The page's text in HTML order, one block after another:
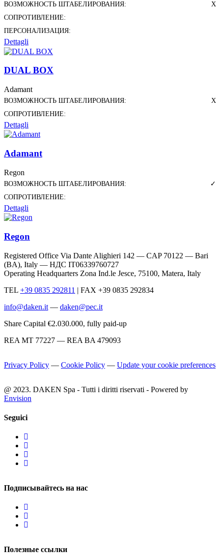
ВОЗМОЖНОСТЬ ШТАБЕЛИРОВАНИЯ:
X
СОПРОТИВЛЕНИЕ:
ПЕРСОНАЛИЗАЦИЯ:
Dettagli
DUAL BOX
Adamant
ВОЗМОЖНОСТЬ ШТАБЕЛИРОВАНИЯ:
X
СОПРОТИВЛЕНИЕ:
Dettagli
Adamant
Regon
ВОЗМОЖНОСТЬ ШТАБЕЛИРОВАНИЯ:
✓
СОПРОТИВЛЕНИЕ:
Dettagli
Regon
Registered Office Via Dante Alighieri 142 — CAP 70122 — Bari
(BA), Italy — НДС IT06339760727
Operating Headquarters Zona Ind.le Jesce, 75100, Matera, Italy
TEL +39 0835 292811 | FAX +39 0835 292834
info@daken.it — daken@pec.it
Share Capital €2.030.000, fully paid-up
REA MT 77227 — REA BA 479093
Privacy Policy — Cookie Policy — Update your cookie preferences
@ 2023. DAKEN Spa - Tutti i diritti riservati - Powered by
Envision
Seguici
Подписывайтесь на нас
Полезные ссылки